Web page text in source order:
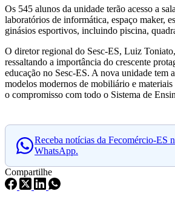
Os 545 alunos da unidade terão acesso a
laboratórios de informática, espaço maker,
ginásios esportivos, incluindo piscina,
O diretor regional do Sesc-ES, Luiz
ressaltando a importância do crescente
educação no Sesc-ES. A nova unidade tem
modelos modernos de mobiliário e materiais
o compromisso com todo o Sistema de
Receba notícias da Fecomércio-ES
WhatsApp.
Compartilhe